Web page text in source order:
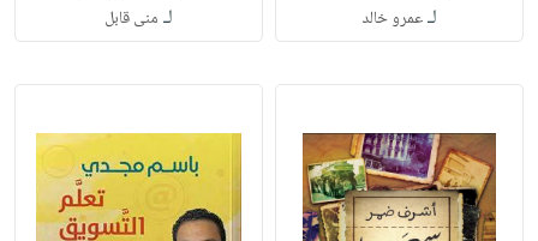
لـعمرو خالد لـ منى قابل